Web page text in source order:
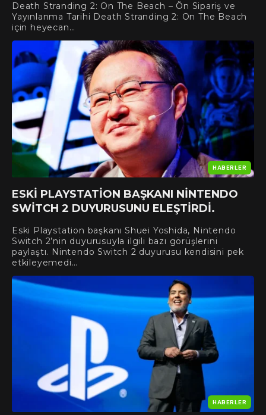
Death Stranding 2: On The Beach – Ön Sipariş ve
Yayınlanma Tarihi Death Stranding 2: On The Beach
için heyecan…
HABERLER
ESKI PLAYSTATION BAŞKANI NINTENDO
SWITCH 2 DUYURUSUNU ELEŞTIRDI.
Eski Playstation başkanı Shuei Yoshida, Nintendo
Switch 2’nin duyurusuyla ilgili bazı görüşlerini
paylaştı. Nintendo Switch 2 duyurusu kendisini pek
etkileyemedi…
HABERLER